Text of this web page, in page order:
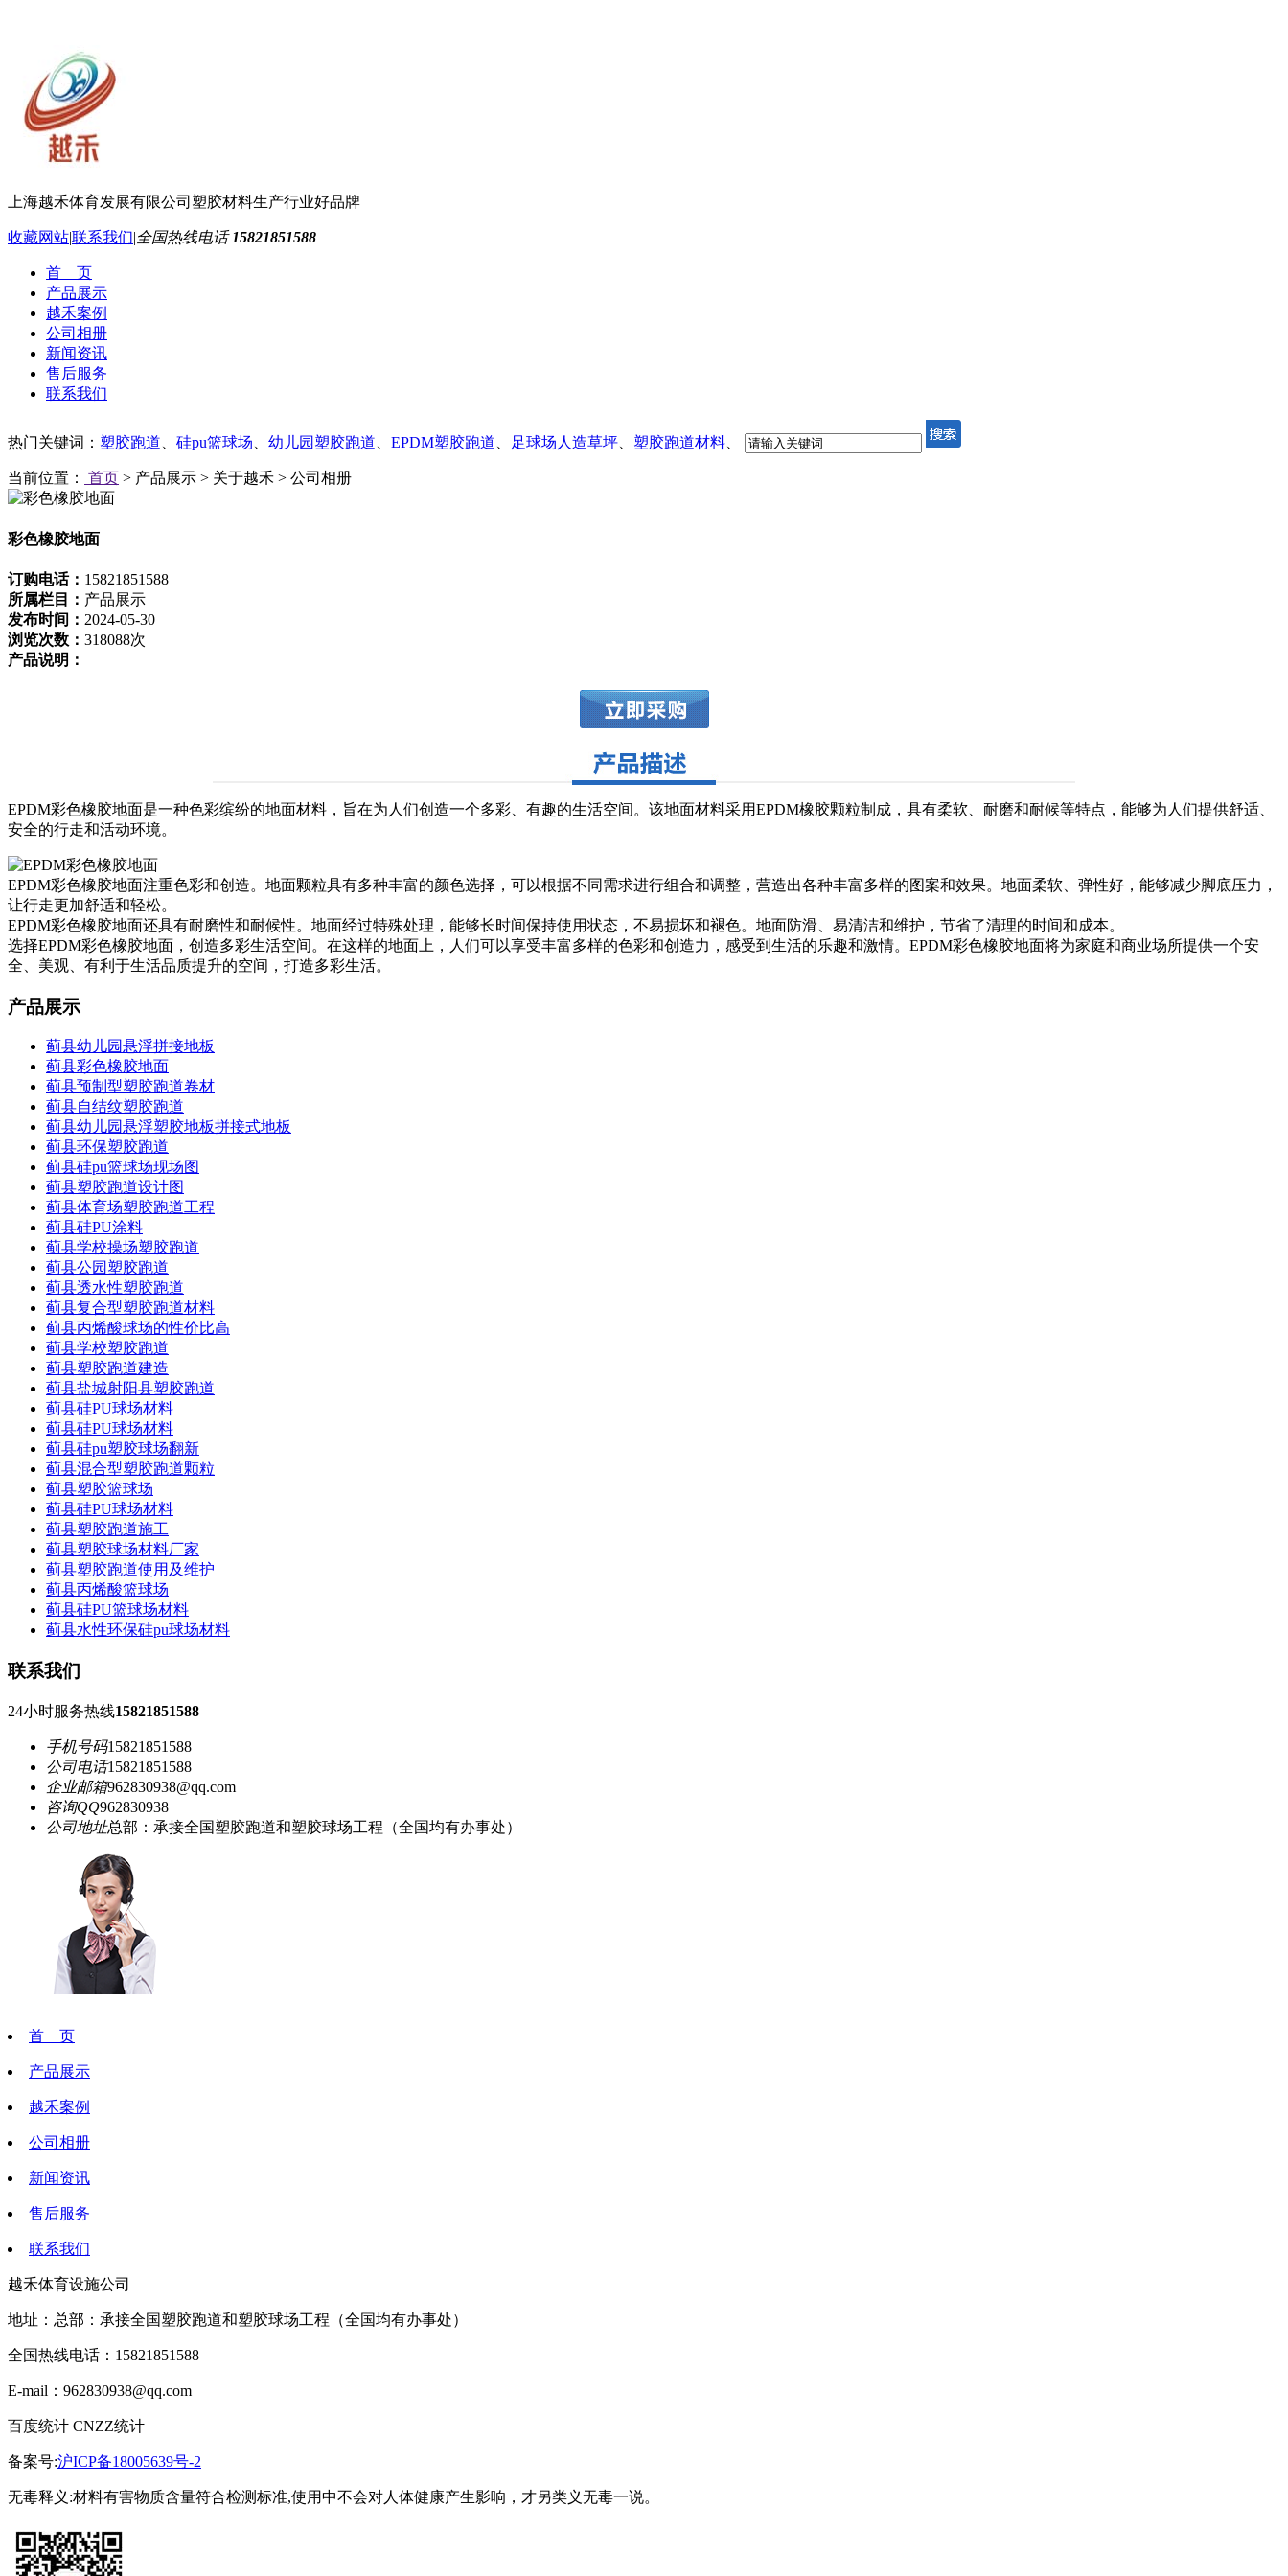
上海越禾体育发展有限公司 塑胶材料生产行业好品牌
收藏网站|联系我们|全国热线电话15821851588
首 页
产品展示
越禾案例
公司相册
新闻资讯
售后服务
联系我们
热门关键词： 塑胶跑道 硅pu篮球场 幼儿园塑胶跑道 EPDM塑胶跑道 足球场人造草坪 塑胶跑道材料
当前位置： 首页 > 产品展示 > 关于越禾 > 公司相册
彩色橡胶地面
订购电话： 15821851588
所属栏目： 产品展示
发布时间： 2024-05-30
浏览次数： 318088次
产品说明：
EPDM彩色橡胶地面是一种色彩缤纷的地面材料，旨在为人们创造一个多彩、有趣的生活空间。该地面材料采用EPDM橡胶颗粒制成，具有柔软、耐磨和耐候等特点，能够为人们提供舒适、
安全的行走和活动环境。
EPDM彩色橡胶地面注重色彩和创造。地面颗粒具有多种丰富的颜色选择，可以根据不同需求进行组合和调整，营造出各种丰富多样的图案和效果。地面柔软、弹性好，能够减少脚底压力，
让行走更加舒适和轻松。
EPDM彩色橡胶地面还具有耐磨性和耐候性。地面经过特殊处理，能够长时间保持使用状态，不易损坏和褪色。地面防滑、易清洁和维护，节省了清理的时间和成本。
选择EPDM彩色橡胶地面，创造多彩生活空间。在这样的地面上，人们可以享受丰富多样的色彩和创造力，感受到生活的乐趣和激情。EPDM彩色橡胶地面将为家庭和商业场所提供一个安
全、美观、有利于生活品质提升的空间，打造多彩生活。
产品展示
蓟县幼儿园悬浮拼接地板
蓟县彩色橡胶地面
蓟县预制型塑胶跑道卷材
蓟县自结纹塑胶跑道
蓟县幼儿园悬浮塑胶地板拼接式地板
蓟县环保塑胶跑道
蓟县硅pu篮球场现场图
蓟县塑胶跑道设计图
蓟县体育场塑胶跑道工程
蓟县硅PU涂料
蓟县学校操场塑胶跑道
蓟县公园塑胶跑道
蓟县透水性塑胶跑道
蓟县复合型塑胶跑道材料
蓟县丙烯酸球场的性价比高
蓟县学校塑胶跑道
蓟县塑胶跑道建造
蓟县盐城射阳县塑胶跑道
蓟县硅PU球场材料
蓟县硅PU球场材料
蓟县硅pu塑胶球场翻新
蓟县混合型塑胶跑道颗粒
蓟县塑胶篮球场
蓟县硅PU球场材料
蓟县塑胶跑道施工
蓟县塑胶球场材料厂家
蓟县塑胶跑道使用及维护
蓟县丙烯酸篮球场
蓟县硅PU篮球场材料
蓟县水性环保硅pu球场材料
联系我们
24小时服务热线15821851588
手机号码15821851588
公司电话15821851588
企业邮箱962830938@qq.com
咨询QQ962830938
公司地址总部：承接全国塑胶跑道和塑胶球场工程（全国均有办事处）
首 页
产品展示
越禾案例
公司相册
新闻资讯
售后服务
联系我们
越禾体育设施公司
地址：总部：承接全国塑胶跑道和塑胶球场工程（全国均有办事处）
全国热线电话：15821851588
E-mail：962830938@qq.com
百度统计 CNZZ统计
备案号:沪ICP备18005639号-2
无毒释义:材料有害物质含量符合检测标准,使用中不会对人体健康产生影响，才另类义无毒一说。